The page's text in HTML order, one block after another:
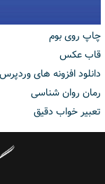
چاپ روی بوم
قاب عکس
دانلود افزونه های وردپرس
رمان روان شناسی
تعبیر خواب دقیق